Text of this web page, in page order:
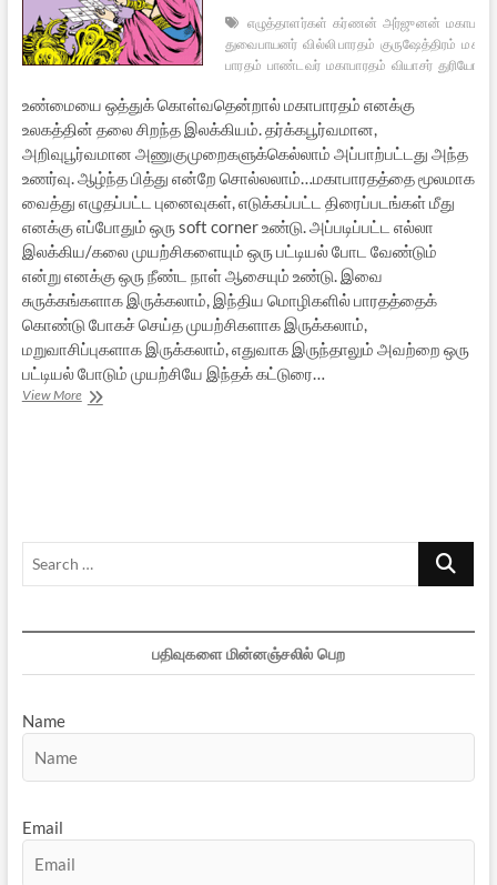
எழுத்தாளர்கள் கர்ணன் அர்ஜுனன்
துவைபாயனர் வில்லி பாரதம் குருஷேத்திரம்
பாரதம் பாண்டவர் மகாபாரதம் வியாசர்
உண்மையை ஒத்துக் கொள்வதென்றால் மகாபாரதம் எனக்கு
உலகத்தின் தலை சிறந்த இலக்கியம். தர்க்கபூர்வமான,
அறிவுபூர்வமான அணுகுமுறைகளுக்கெல்லாம் அப்பாற்பட்டது அந்த
உணர்வு. ஆழ்ந்த பித்து என்றே சொல்லலாம்…மகாபாரதத்தை மூலமாக
வைத்து எழுதப்பட்ட புனைவுகள், எடுக்கப்பட்ட திரைப்படங்கள் மீது
எனக்கு எப்போதும் ஒரு soft corner உண்டு. அப்படிப்பட்ட எல்லா
இலக்கிய/கலை முயற்சிகளையும் ஒரு பட்டியல் போட வேண்டும்
என்று எனக்கு ஒரு நீண்ட நாள் ஆசையும் உண்டு. இவை
சுருக்கங்களாக இருக்கலாம், இந்திய மொழிகளில் பாரதத்தைக்
கொண்டு போகச் செய்த முயற்சிகளாக இருக்கலாம்,
மறுவாசிப்புகளாக இருக்கலாம், எதுவாக இருந்தாலும் அவற்றை ஒரு
பட்டியல் போடும் முயற்சியே இந்தக் கட்டுரை…
View Moreமகாபாரத
Search
பதிவுகளை மின்னஞ்சலில் பெற
Name
Email